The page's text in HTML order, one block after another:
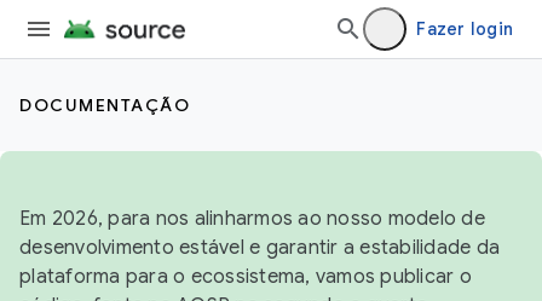
Fazer login
DOCUMENTAÇÃO
Em 2026, para nos alinharmos ao nosso modelo de
desenvolvimento estável e garantir a estabilidade da
plataforma para o ecossistema, vamos publicar o